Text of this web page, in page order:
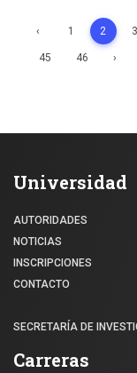
‹ 1 2 3
45 46 ›
Universidad
AUTORIDADES
NOTICIAS
INSCRIPCIONES
CONTACTO
SECRETARÍA DE
Carreras